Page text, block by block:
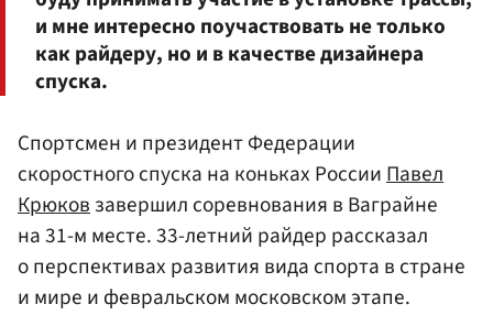
и мне интересно поучаствовать не только
как райдеру, но и в качестве дизайнера
спуска.
Спортсмен и президент Федерации
скоростного спуска на коньках РоссииПавел
Крюковзавершил соревнования в Ваграйне
на 31-м месте. 33-летний райдер рассказал
о перспективах развития вида спорта в стране
и мире и февральском московском этапе.